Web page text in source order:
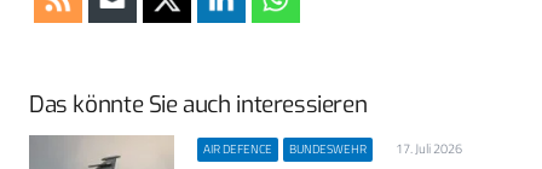
Das könnte Sie auch interessieren
AIR DEFENCE BUNDESWEHR 17. Juli 2026